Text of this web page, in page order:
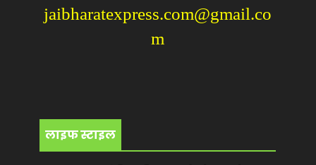
jaibharatexpress.com@gmail.co
m
लाइफ स्टाइल